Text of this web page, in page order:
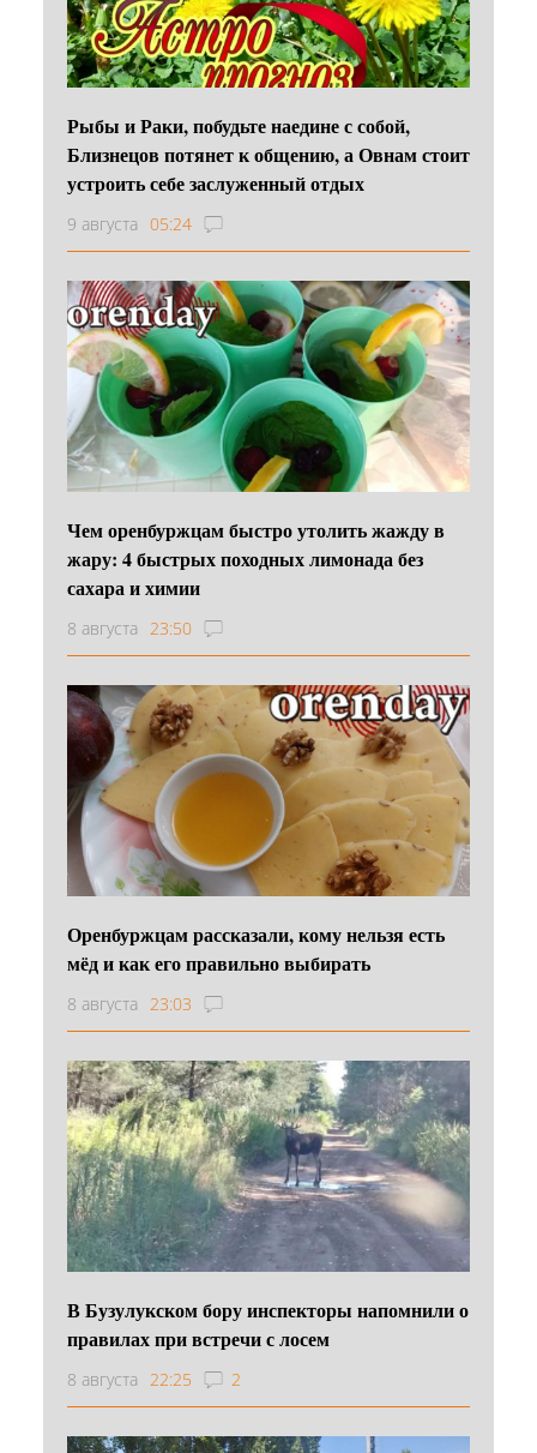
Рыбы и Раки, побудьте наедине с собой,
Близнецов потянет к общению, а Овнам стоит
устроить себе заслуженный отдых
9 августа 05:24
Чем оренбуржцам быстро утолить жажду в
жару: 4 быстрых походных лимонада без
сахара и химии
8 августа 23:50
Оренбуржцам рассказали, кому нельзя есть
мёд и как его правильно выбирать
8 августа 23:03
В Бузулукском бору инспекторы напомнили о
правилах при встречи с лосем
8 августа 22:25 2